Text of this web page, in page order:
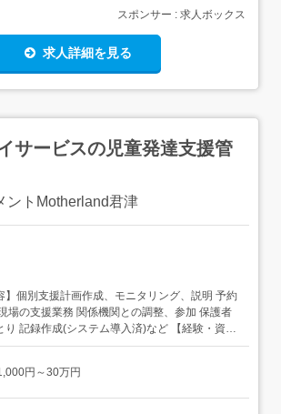
スポンサー : 求人ボックス
求人詳細を見る
サービスの児童発達支援管
ントMotherland君津
】個別支援計画作成、モニタリング、説明 予約
場の支援業務 関係機関との調整、参加 保護者
り 記録作成(システム導入済)など 【経験・資
件>児童発達支援管理責任者研修修了者で配置
相談ください!<歓迎要件>・相談支援業務経験が
円～30万円